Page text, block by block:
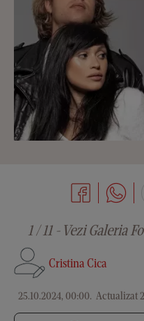
Cristina Cica
25.10.2024, 00:00. Actualizat
1 / 11 - Vezi Galeria